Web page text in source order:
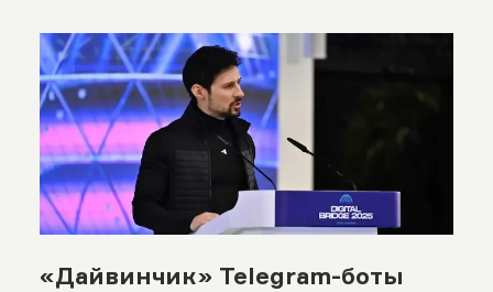
«Дайвинчик» Telegram-боты